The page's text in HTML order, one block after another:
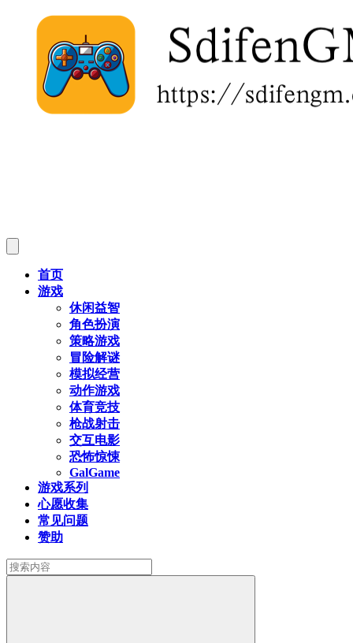
首页
游戏
休闲益智
角色扮演
策略游戏
冒险解谜
模拟经营
动作游戏
体育竞技
枪战射击
交互电影
恐怖惊悚
GalGame
游戏系列
心愿收集
常见问题
赞助